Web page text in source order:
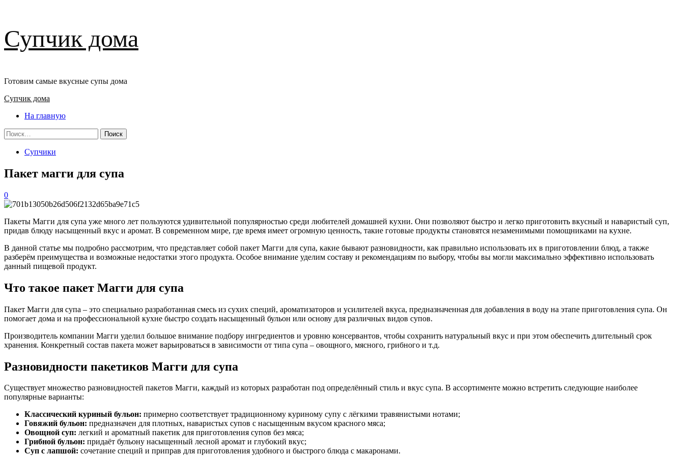
к
содержимому
Супчик дома
Готовим самые вкусные супы дома
Основное
Супчик дома
На главную
Найти:
Супчики
Пакет магги для супа
0
Пакеты Магги для супа уже много лет пользуются удивительной популярностью среди любителей домашней кухни. Они позволяют быстро и легко приготовить вкусный и наваристый суп,
придав блюду насыщенный вкус и аромат. В современном мире, где время имеет огромную ценность, такие готовые продукты становятся незаменимыми помощниками на кухне.
В данной статье мы подробно рассмотрим, что представляет собой пакет Магги для супа, какие бывают разновидности, как правильно использовать их в приготовлении блюд, а также
разберём преимущества и возможные недостатки этого продукта. Особое внимание уделим составу и рекомендациям по выбору, чтобы вы могли максимально эффективно использовать
данный пищевой продукт.
Что такое пакет Магги для супа
Пакет Магги для супа – это специально разработанная смесь из сухих специй, ароматизаторов и усилителей вкуса, предназначенная для добавления в воду на этапе приготовления супа. Он
помогает дома и на профессиональной кухне быстро создать насыщенный бульон или основу для различных видов супов.
Производитель компании Магги уделил большое внимание подбору ингредиентов и уровню консервантов, чтобы сохранить натуральный вкус и при этом обеспечить длительный срок
хранения. Конкретный состав пакета может варьироваться в зависимости от типа супа – овощного, мясного, грибного и т.д.
Разновидности пакетиков Магги для супа
Существует множество разновидностей пакетов Магги, каждый из которых разработан под определённый стиль и вкус супа. В ассортименте можно встретить следующие наиболее
популярные варианты:
Классический куриный бульон: примерно соответствует традиционному куриному супу с лёгкими травянистыми нотами;
Говяжий бульон: предназначен для плотных, наваристых супов с насыщенным вкусом красного мяса;
Овощной суп: легкий и ароматный пакетик для приготовления супов без мяса;
Грибной бульон: придаёт бульону насыщенный лесной аромат и глубокий вкус;
Суп с лапшой: сочетание специй и приправ для приготовления удобного и быстрого блюда с макаронами.